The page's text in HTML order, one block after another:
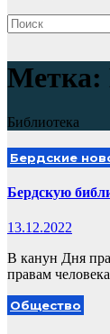
Метка:
Библиотека
Бердские
Бердскую
13.12.2022
В канун Дня
правам
Общество